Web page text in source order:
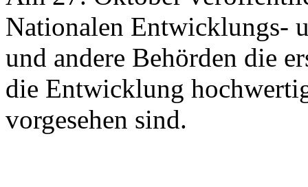
Nationalen Entwicklungs-
und andere Behörden die
die Entwicklung
vorgesehen sind.